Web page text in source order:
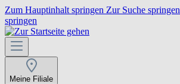
Zum Hauptinhalt springen Zur Suche springen
springen
Meine Filiale